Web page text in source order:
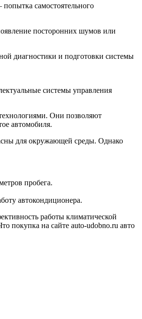
самостоятельного
посторонних шумов или
диагностики и подготовки системы
системы управления
Они позволяют
автомобиля.
для окружающей среды. Однако
пробега.
автокондиционера.
работы климатической
покупка на сайте auto-udobno.ru авто